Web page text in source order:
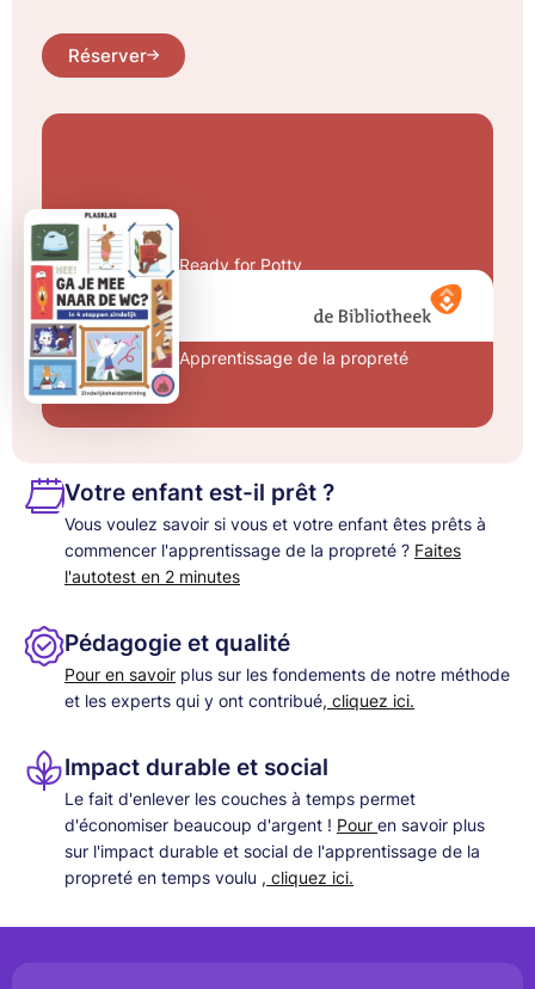
Réserver
Ready for Potty
toilettes avec moi ?
Apprentissage de la propreté
Votre enfant est-il prêt ?
Vous voulez savoir si vous et votre enfant êtes prêts à
commencer l'apprentissage de la propreté ? Faites
l'autotest en 2 minutes
Pédagogie et qualité
Pour en savoir plus sur les fondements de notre méthode
et les experts qui y ont contribué, cliquez ici.
Impact durable et social
Le fait d'enlever les couches à temps permet
d'économiser beaucoup d'argent ! Pour en savoir plus
sur l'impact durable et social de l'apprentissage de la
propreté en temps voulu , cliquez ici.